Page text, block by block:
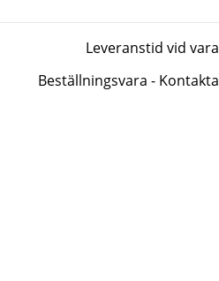
Leveranstid vid
Beställningsvara -